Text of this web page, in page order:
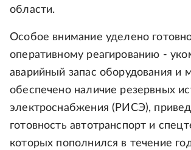
области.
Особое внимание уделено
оперативному реагированию -
аварийный запас оборудования и
обеспечено наличие резервных
электроснабжения (РИСЭ),
готовность автотранспорт и
которых пополнился в течение